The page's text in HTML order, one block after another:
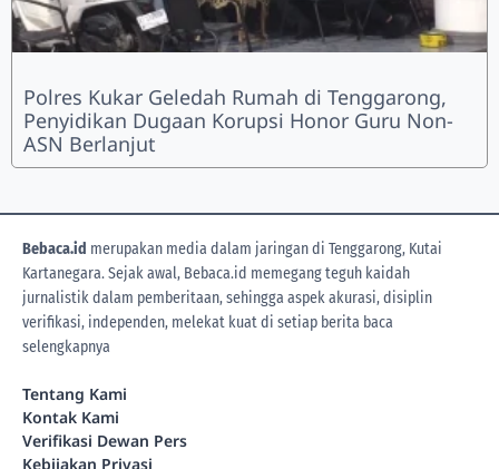
Polres Kukar Geledah Rumah di Tenggarong,
Penyidikan Dugaan Korupsi Honor Guru Non-
ASN Berlanjut
Bebaca.id merupakan media dalam jaringan di Tenggarong, Kutai
Kartanegara. Sejak awal, Bebaca.id memegang teguh kaidah
jurnalistik dalam pemberitaan, sehingga aspek akurasi, disiplin
verifikasi, independen, melekat kuat di setiap berita baca
selengkapnya
Tentang Kami
Kontak Kami
Verifikasi Dewan Pers
Kebijakan Privasi